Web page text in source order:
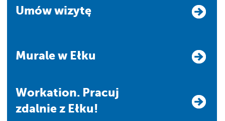
Umów wizytę
Murale w Ełku
Workation. Pracuj
zdalnie z Ełku!